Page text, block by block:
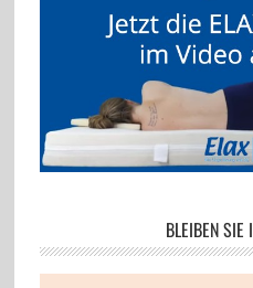
BLEIBEN SIE